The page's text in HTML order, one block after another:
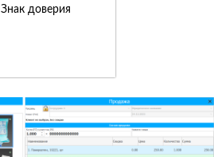
Знак доверия